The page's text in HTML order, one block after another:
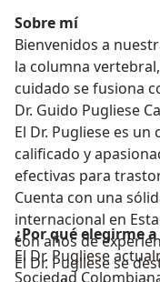
Sobre mí
Bienvenidos a
la columna
cuidado se fusiona
Dr. Guido Pugliese
El Dr. Pugliese es
calificado y
efectivas para
Cuenta con una
internacional en
con años de
El Dr. Pugliese se
¿Por qué elegirme
El Dr. Pugliese
Sociedad